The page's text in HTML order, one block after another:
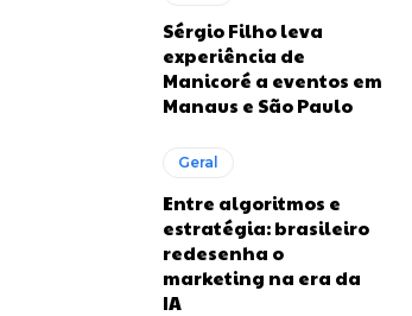
Sérgio Filho leva
experiência de
Manicoré a eventos em
Manaus e São Paulo
Geral
Entre algoritmos e
estratégia: brasileiro
redesenha o
marketing na era da
IA